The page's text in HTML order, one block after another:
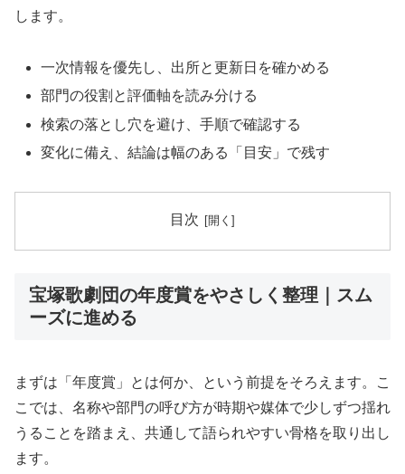
します。
一次情報を優先し、出所と更新日を確かめる
部門の役割と評価軸を読み分ける
検索の落とし穴を避け、手順で確認する
変化に備え、結論は幅のある「目安」で残す
目次
宝塚歌劇団の年度賞をやさしく整理｜スム
ーズに進める
まずは「年度賞」とは何か、という前提をそろえます。こ
こでは、名称や部門の呼び方が時期や媒体で少しずつ揺れ
うることを踏まえ、共通して語られやすい骨格を取り出し
ます。